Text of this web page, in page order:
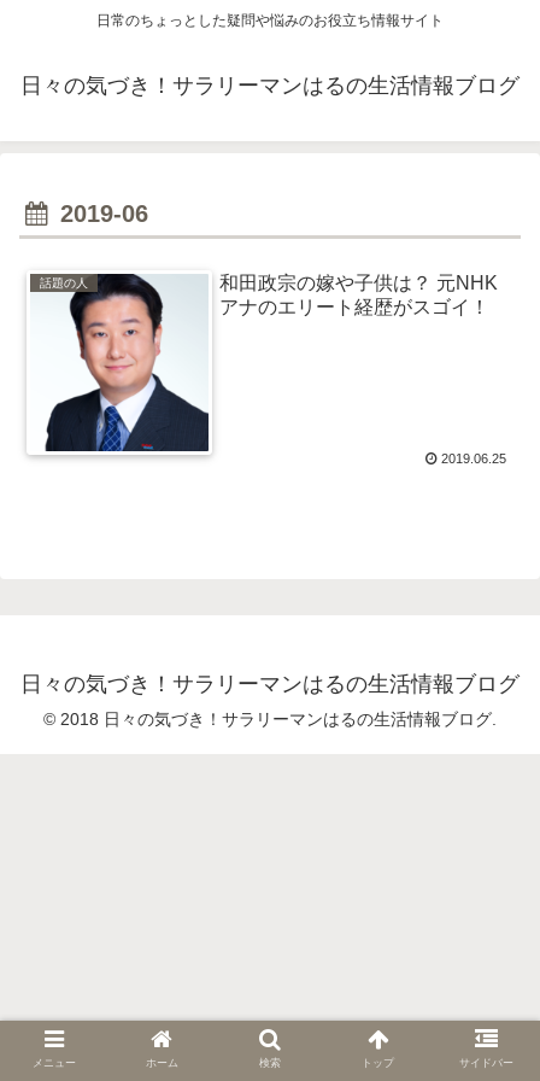
日常のちょっとした疑問や悩みのお役立ち情報サイト
日々の気づき！サラリーマンはるの生活情報ブログ
2019-06
話題の人
和田政宗の嫁や子供は？ 元NHK
アナのエリート経歴がスゴイ！
2019.06.25
日々の気づき！サラリーマンはるの生活情報ブログ
© 2018 日々の気づき！サラリーマンはるの生活情報ブログ.
メニュー ホーム 検索 トップ サイドバー